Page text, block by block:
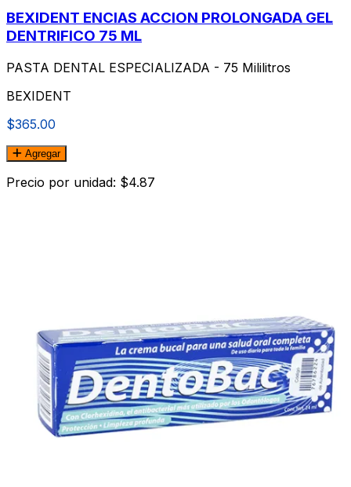
BEXIDENT ENCIAS ACCION PROLONGADA GEL
DENTRIFICO 75 ML
PASTA DENTAL ESPECIALIZADA - 75 Mililitros
BEXIDENT
$365.00
Agregar
Precio por unidad: $4.87